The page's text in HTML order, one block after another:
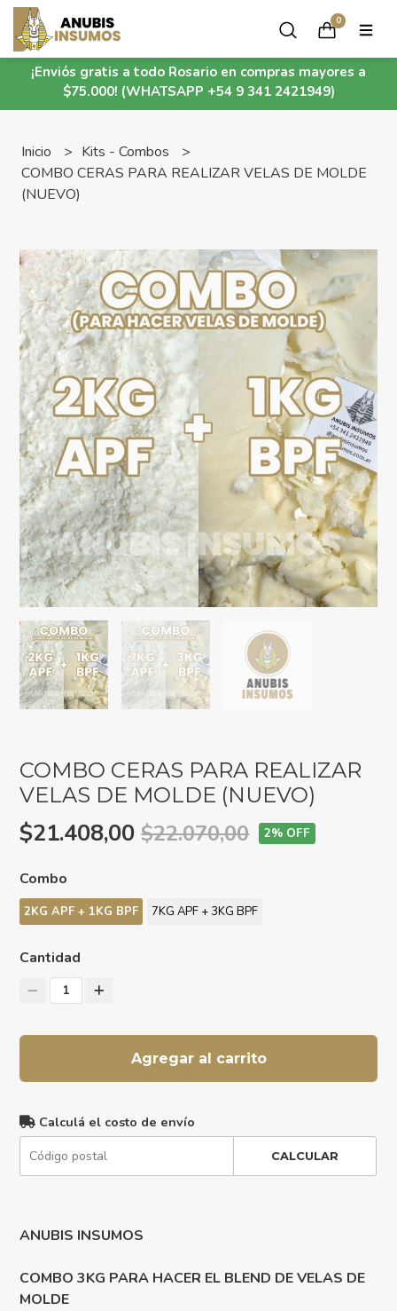
¡Enviós gratis a todo Rosario en compras mayores a
$75.000! (WHATSAPP +54 9 341 2421949)
0
Inicio
Kits - Combos
COMBO CERAS PARA REALIZAR VELAS DE MOLDE
(NUEVO)
COMBO CERAS PARA REALIZAR
VELAS DE MOLDE (NUEVO)
$21.408,00$22.070,00 2% OFF
Combo
2KG APF + 1KG BPF 7KG APF + 3KG BPF
Cantidad
1
Agregar al carrito
Calculá el costo de envío
CALCULAR
ANUBIS INSUMOS
COMBO 3KG PARA HACER EL BLEND DE VELAS DE
MOLDE